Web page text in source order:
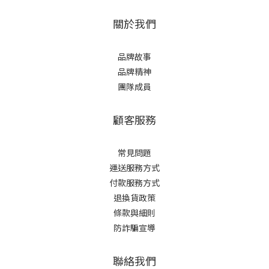
關於我們
品牌故事
品牌精神
團隊成員
顧客服務
常見問題
運送服務方式
付款服務方式
退換貨政策
條款與細則
防詐騙宣導
聯絡我們